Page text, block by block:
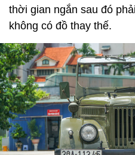
thời gian ngắn sau đó
không có đồ thay thế.